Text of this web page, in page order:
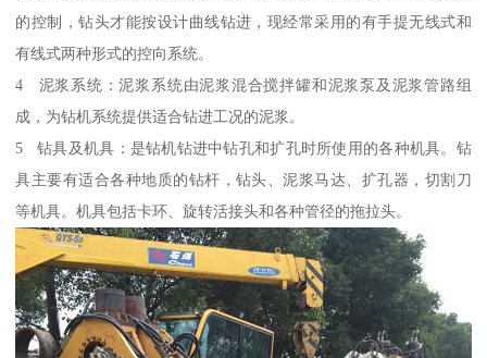
的控制，钻头才能按设计曲线钻进，现经常采用的有手提无线式和
有线式两种形式的控向系统。
4 泥浆系统：泥浆系统由泥浆混合搅拌罐和泥浆泵及泥浆管路组
成，为钻机系统提供适合钻进工况的泥浆。
5 钻具及机具：是钻机钻进中钻孔和扩孔时所使用的各种机具。钻
具主要有适合各种地质的钻杆，钻头、泥浆马达、扩孔器，切割刀
等机具。机具包括卡环、旋转活接头和各种管径的拖拉头。